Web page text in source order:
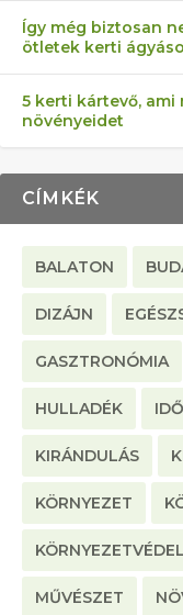
Így még biztosan
ötletek kerti
5 kerti kártevő,
növényeidet
CÍMKÉK
BALATON
DIZÁJN
GASZTRONÓMIA
HULLADÉK
KIRÁNDULÁS
KÖRNYEZET
MŰVÉSZET